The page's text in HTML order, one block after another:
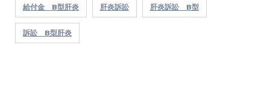
給付金 B型肝炎 肝炎訴訟 肝炎訴訟 B型
訴訟 B型肝炎